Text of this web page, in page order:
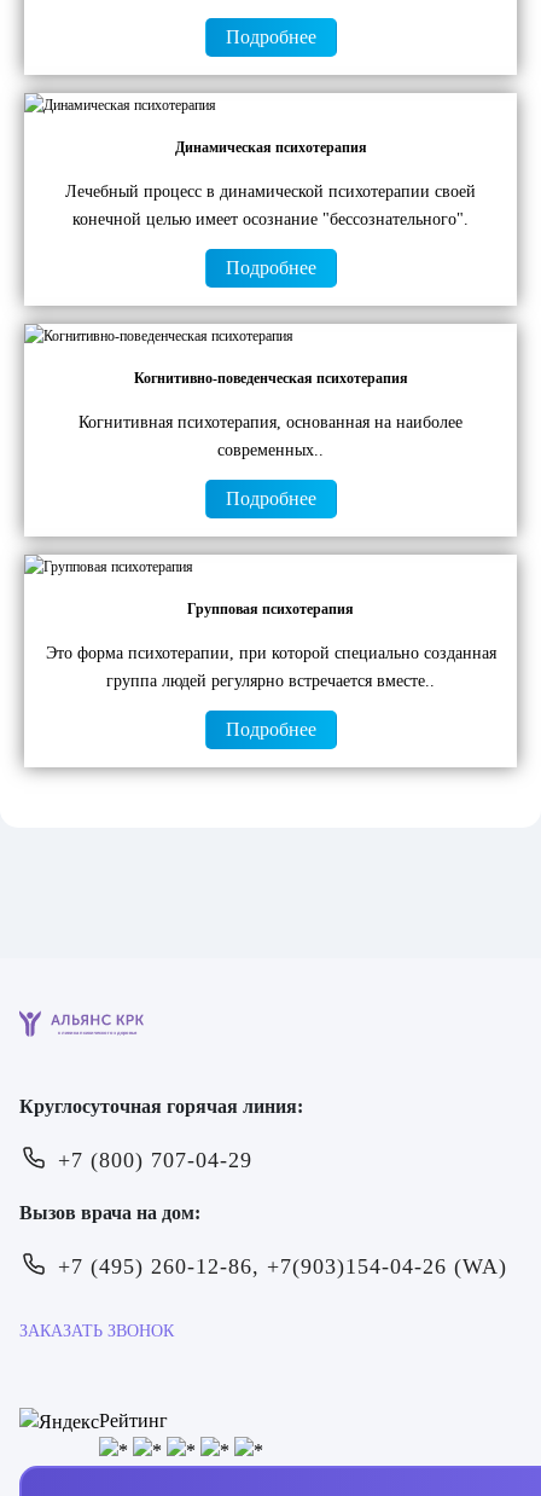
Подробнее
Динамическая психотерапия
Лечебный процесс в динамической психотерапии своей
конечной целью имеет осознание "бессознательного".
Подробнее
Когнитивно-поведенческая психотерапия
Когнитивная психотерапия, основанная на наиболее
современных..
Подробнее
Групповая психотерапия
Это форма психотерапии, при которой специально созданная
группа людей регулярно встречается вместе..
Подробнее
клиника психического здоровья
Круглосуточная горячая линия:
+7 (800) 707-04-29
Вызов врача на дом:
+7 (495) 260-12-86, +7(903)154-04-26 (WA)
ЗАКАЗАТЬ ЗВОНОК
Рейтинг